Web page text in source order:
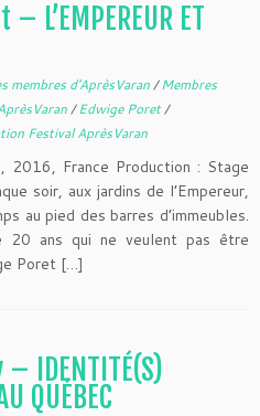
L’EMPEREUR ET
membres d'AprèsVaran/Membres
/Edwige Poret/
Festival AprèsVaran
2016, France Production : Stage
soir, aux jardins de l’Empereur,
au pied des barres d’immeubles.
20 ans qui ne veulent pas être
Poret […]
IDENTITÉ(S)
QUÉBEC